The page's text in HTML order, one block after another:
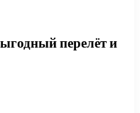
перелёт и